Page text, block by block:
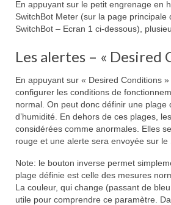
En appuyant sur le petit engrenage en
SwitchBot Meter (sur la page principale
SwitchBot – Ecran 1 ci-dessous),
Les alertes – « Desired
En appuyant sur « Desired Conditions
configurer les conditions de
normal. On peut donc définir une plage
d’humidité. En dehors de ces plages,
considérées comme anormales. Elles
rouge et une alerte sera envoyée sur le
Note: le bouton inverse permet
plage définie est celle des mesures
La couleur, qui change (passant de
utile pour comprendre ce paramètre.